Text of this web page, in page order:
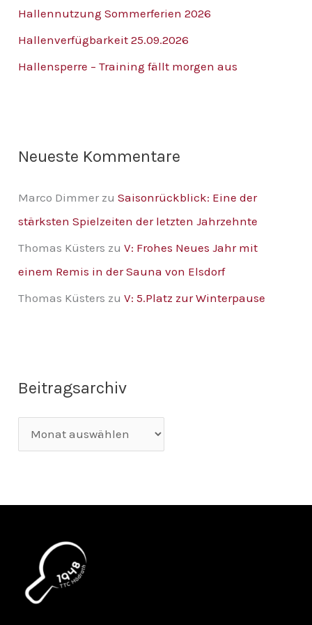
a
c
Hallennutzung Sommerferien 2026
Hallenverfügbarkeit 25.09.2026
Hallensperre – Training fällt morgen aus
Neueste Kommentare
Marco Dimmer zuSaisonrückblick: Eine der
stärksten Spielzeiten der letzten Jahrzehnte
Thomas Küsters zuV: Frohes Neues Jahr mit
einem Remis in der Sauna von Elsdorf
Thomas Küsters zuV: 5.Platz zur Winterpause
Beitragsarchiv